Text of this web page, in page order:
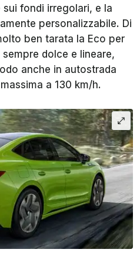
fondi irregolari, e la
personalizzabile. Di
ben tarata la Eco per
dolce e lineare,
anche in autostrada
a 130 km/h.